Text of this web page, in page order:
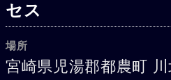
セス
場所
宮崎県児湯郡都農町